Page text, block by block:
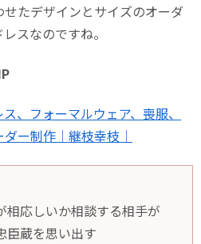
たデザインとサイズのオーダ
スなのですね。
、フォーマルウェア、喪服、
ー制作｜継枝幸枝｜
相応しいか相談する相手が
臣蔵を思い出す